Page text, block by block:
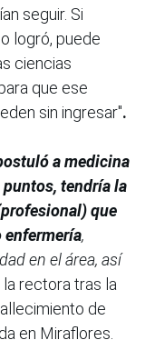
seguir. Si
logró, puede
ciencias
que ese
sin ingresar".
a medicina
puntos, tendría la
que
enfermería,
en el área, así
la rectora tras la
de
en Miraflores.